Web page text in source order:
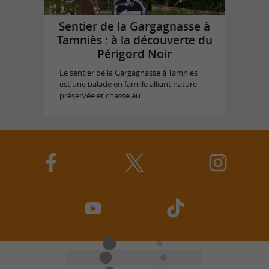
Sentier de la Gargagnasse à
Tamniès : à la découverte du
Périgord Noir
Le sentier de la Gargagnasse à Tamniès
est une balade en famille alliant nature
préservée et chasse au ...